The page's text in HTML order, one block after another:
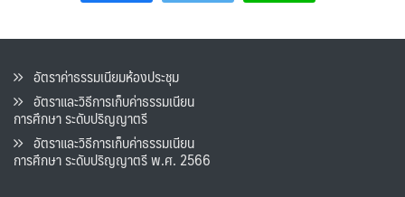
อัตราค่าธรรมเนียมห้องประชุม
อัตราและวิธีการเก็บค่าธรรมเนียน
การศึกษา ระดับปริญญาตรี
อัตราและวิธีการเก็บค่าธรรมเนียน
การศึกษา ระดับปริญญาตรี พ.ศ. 2566